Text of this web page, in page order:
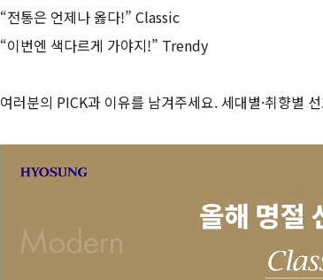
“전통은 언제나 옳다!” Classic
“이번엔 색다르게 가야지!” Trendy
여러분의 PICK과 이유를 남겨주세요.세대별·취향별